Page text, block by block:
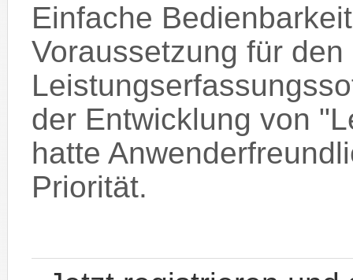
Einfache
Voraussetzung für
der Entwicklung von
hatte
Priorität.